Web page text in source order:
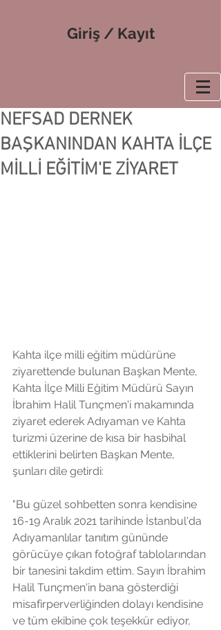
Giriş / Kayıt
NEFSAD DERNEK
BAŞKANINDAN KAHTA İLÇE
MİLLİ EĞİTİM'E ZİYARET
Kahta ilçe milli eğitim müdürüne
ziyarettende bulunan Başkan Mente,
Kahta İlçe Milli Eğitim Müdürü Sayın
İbrahim Halil Tunçmen'i makamında
ziyaret ederek Adıyaman ve Kahta
turizmi üzerine de kısa bir hasbihal
ettiklerini belirten Başkan Mente,
şunları dile getirdi:
"Bu güzel sohbetten sonra kendisine
16-19 Aralık 2021 tarihinde İstanbul'da
Adıyamanlılar tanıtım gününde
görücüye çıkan fotoğraf tablolarından
bir tanesini takdim ettim. Sayın İbrahim
Halil Tunçmen'in bana gösterdiği
misafirperverliğinden dolayı kendisine
ve tüm ekibine çok teşekkür ediyor,